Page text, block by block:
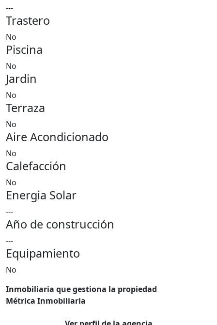
---
Trastero
No
Piscina
No
Jardin
No
Terraza
No
Aire Acondicionado
No
Calefacción
No
Energia Solar
---
Año de construcción
---
Equipamiento
No
Inmobiliaria que gestiona la propiedad
Métrica Inmobiliaria